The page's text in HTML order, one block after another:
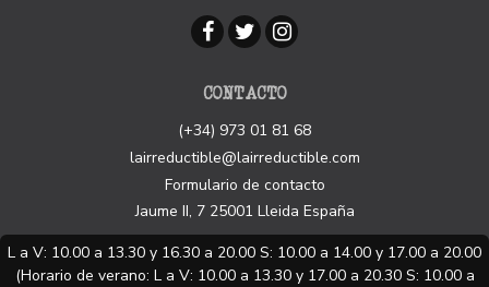
CONTACTO
(+34) 973 01 81 68
lairreductible@lairreductible.com
Formulario de contacto
Jaume II, 7 25001 Lleida España
L a V: 10.00 a 13.30 y 16.30 a 20.00 S: 10.00 a 14.00 y 17.00 a 20.00
(Horario de verano: L a V: 10.00 a 13.30 y 17.00 a 20.30 S: 10.00 a